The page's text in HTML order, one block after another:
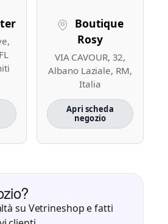
Boutique
Rosy
VIA CAVOUR, 32,
Albano Laziale, RM,
Italia
Apri scheda
negozio
su Vetrineshop e fatti